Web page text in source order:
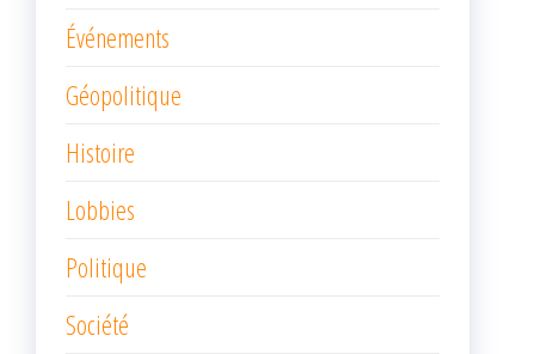
Événements
Géopolitique
Histoire
Lobbies
Politique
Société